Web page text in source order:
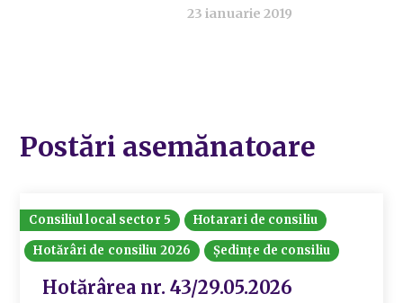
23 ianuarie 2019
Postări asemănatoare
Consiliul local sector 5
Hotarari de consiliu
Hotărâri de consiliu 2026
Ședințe de consiliu
Hotărârea nr. 43/29.05.2026